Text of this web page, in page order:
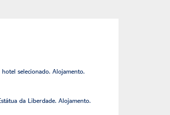
selecionado. Alojamento.
da Liberdade. Alojamento.